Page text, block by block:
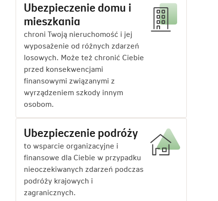
Ubezpieczenie domu i
mieszkania
chroni Twoją nieruchomość i jej
wyposażenie od różnych zdarzeń
losowych. Może też chronić Ciebie
przed konsekwencjami
finansowymi związanymi z
wyrządzeniem szkody innym
osobom.
Ubezpieczenie podróży
to wsparcie organizacyjne i
finansowe dla Ciebie w przypadku
nieoczekiwanych zdarzeń podczas
podróży krajowych i
zagranicznych.